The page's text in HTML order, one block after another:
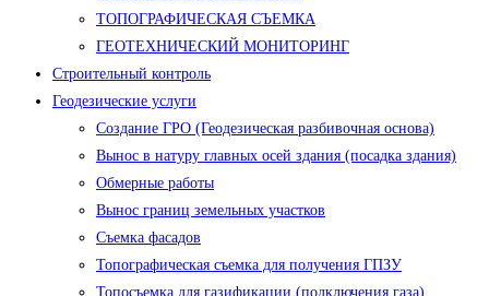
ТОПОГРАФИЧЕСКАЯ СЪЕМКА
ГЕОТЕХНИЧЕСКИЙ МОНИТОРИНГ
Строительный контроль
Геодезические услуги
Создание ГРО (Геодезическая разбивочная основа)
Вынос в натуру главных осей здания (посадка здания)
Обмерные работы
Вынос границ земельных участков
Съемка фасадов
Топографическая съемка для получения ГПЗУ
Топосъемка для газификации (подключения газа)